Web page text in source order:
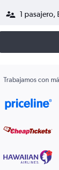
1 pasajero,
Trabajamos con